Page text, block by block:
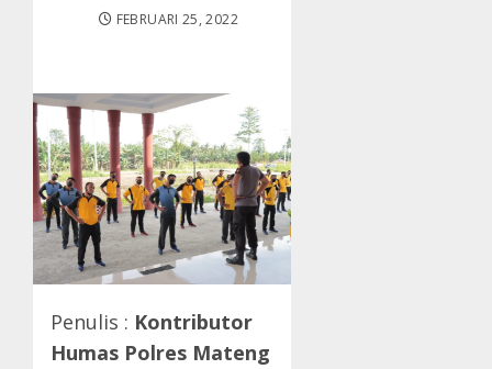
FEBRUARI 25, 2022
Penulis : Kontributor
Humas Polres Mateng